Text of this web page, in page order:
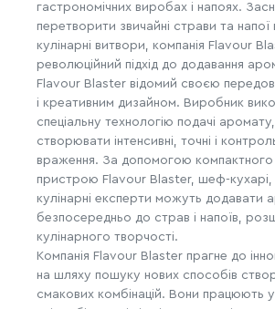
гастрономічних виробах і напоях.
перетворити звичайні страви та напої
кулінарні витвори, компанія Flavour
революційний підхід до додавання
Flavour Blaster відомий своєю
і креативним дизайном. Виробник
спеціальну технологію подачі
створювати інтенсивні, точні і
враження. За допомогою компактного
пристрою Flavour Blaster, шеф-кухарі,
кулінарні експерти можуть додавати
безпосередньо до страв і напоїв,
кулінарного творчості.
Компанія Flavour Blaster прагне до
на шляху пошуку нових способів
смакових комбінацій. Вони працюють у